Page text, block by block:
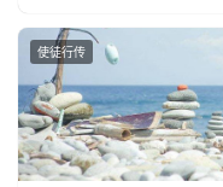
使徒行传